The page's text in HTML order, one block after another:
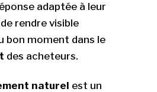
adaptée à leur
rendre visible
bon moment dans le
des acheteurs.
naturel est un